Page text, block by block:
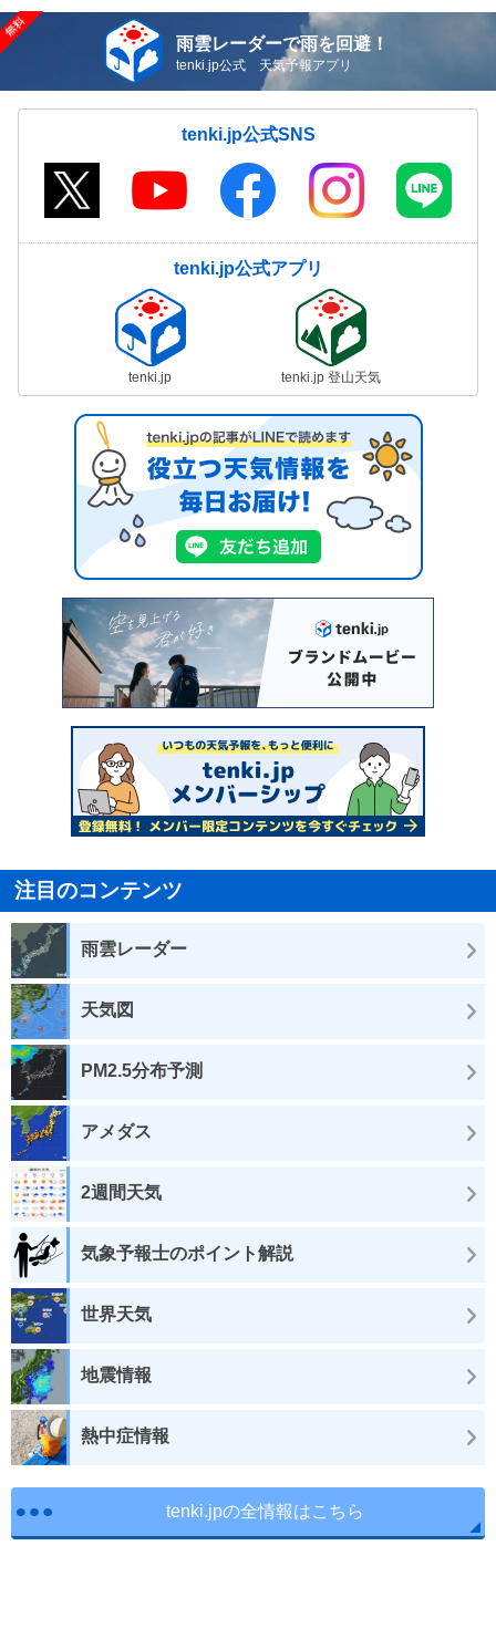
雨雲レーダーで雨を回避！
tenki.jp公式 天気予報アプリ
tenki.jp公式SNS
tenki.jp公式アプリ
tenki.jp tenki.jp 登山天気
注目のコンテンツ
雨雲レーダー
天気図
PM2.5分布予測
アメダス
2週間天気
気象予報士のポイント解説
世界天気
地震情報
熱中症情報
tenki.jpの全情報はこちら